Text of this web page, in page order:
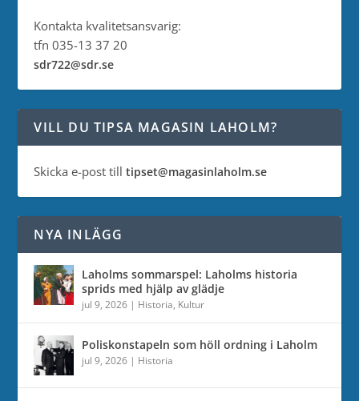
Kontakta kvalitetsansvarig:
tfn 035-13 37 20
sdr722@sdr.se
VILL DU TIPSA MAGASIN LAHOLM?
Skicka e-post tilltipset@magasinlaholm.se
NYA INLÄGG
Laholms sommarspel: Laholms historia
sprids med hjälp av glädje
jul 9, 2026 | Historia, Kultur
Poliskonstapeln som höll ordning i Laholm
jul 9, 2026 | Historia